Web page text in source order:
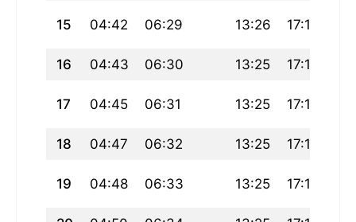
15 04:42 06:29 13:26 17:17
16 04:43 06:30 13:25 17:16
17 04:45 06:31 13:25 17:15
18 04:47 06:32 13:25 17:15
19 04:48 06:33 13:25 17:14